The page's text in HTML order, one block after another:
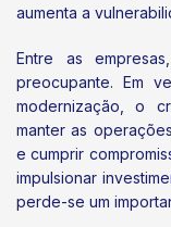
aumenta a
Entre as
preocupante. Em
modernização, o
manter as
e cumprir
impulsionar
perde-se um